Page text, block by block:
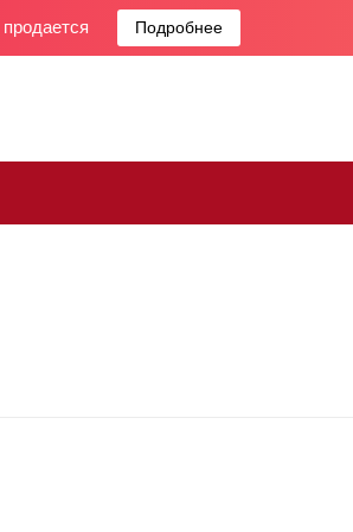
Подробнее